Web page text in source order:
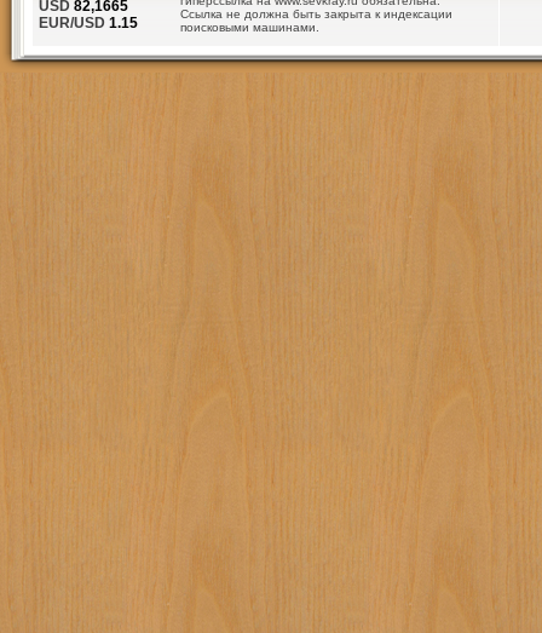
Ссылка не должна быть закрыта к индексации
поисковыми машинами.
USD 82,1665
EUR/USD 1.15